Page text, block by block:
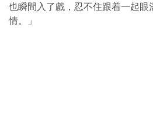
也瞬間入了戲，忍不住跟着一起眼
情。」